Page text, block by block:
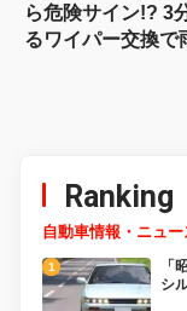
ら危険サイン!? 3
るワイパー交換で
Ranking
自動車情報・ニュー
「
シ